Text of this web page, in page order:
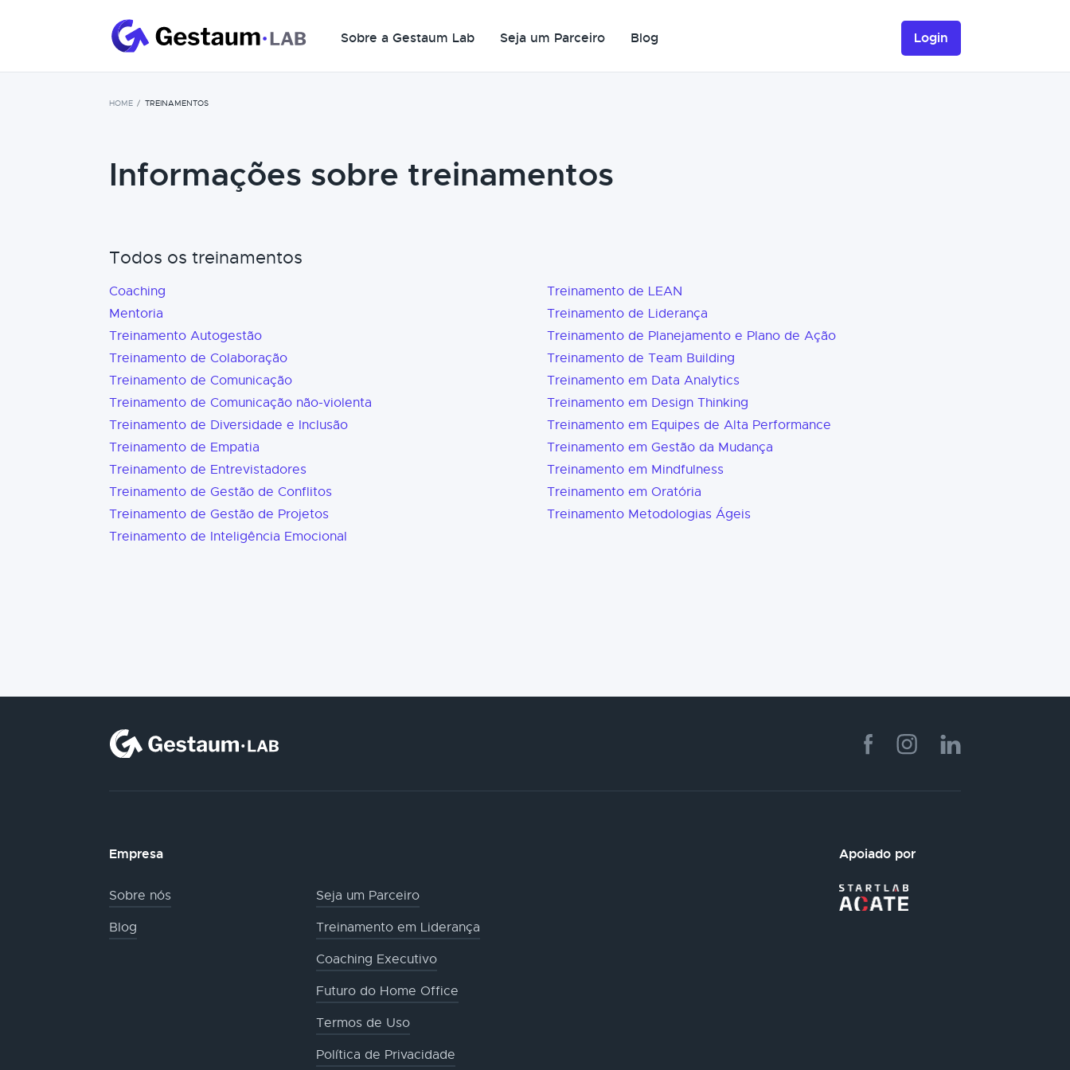
Sobre a Gestaum Lab Seja um Parceiro Blog Login
HOME TREINAMENTOS
Informações sobre treinamentos
Todos os treinamentos
Coaching
Mentoria
Treinamento Autogestão
Treinamento de Colaboração
Treinamento de Comunicação
Treinamento de Comunicação não-violenta
Treinamento de Diversidade e Inclusão
Treinamento de Empatia
Treinamento de Entrevistadores
Treinamento de Gestão de Conflitos
Treinamento de Gestão de Projetos
Treinamento de Inteligência Emocional
Treinamento de LEAN
Treinamento de Liderança
Treinamento de Planejamento e Plano de Ação
Treinamento de Team Building
Treinamento em Data Analytics
Treinamento em Design Thinking
Treinamento em Equipes de Alta Performance
Treinamento em Gestão da Mudança
Treinamento em Mindfulness
Treinamento em Oratória
Treinamento Metodologias Ágeis
Empresa
Sobre nós
Seja um Parceiro
Blog
Treinamento em Liderança
Coaching Executivo
Futuro do Home Office
Termos de Uso
Política de Privacidade
Apoiado por